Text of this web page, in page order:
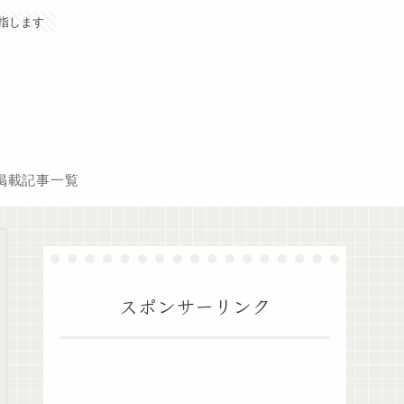
します
載記事一覧
スポンサーリンク